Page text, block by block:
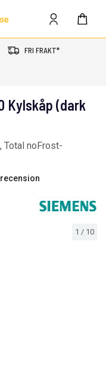
FRI FRAKT*
1 / 10
Kylskåp (dark
Total noFrost-